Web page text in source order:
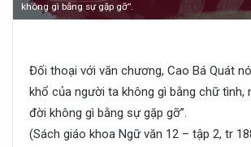
không gì bằng sự gặp gỡ”.
Đối thoại với văn chương, Cao Bá Quát
khổ của người ta không gì bằng chữ tình,
đời không gì bằng sự gặp gỡ”.
(Sách giáo khoa Ngữ văn 12 – tập 2, tr